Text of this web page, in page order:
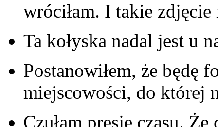
wróciłam. I takie zdjęcie
Ta kołyska nadal jest u
Postanowiłem, że będę
miejscowości, do której
Czułam presję czasu.